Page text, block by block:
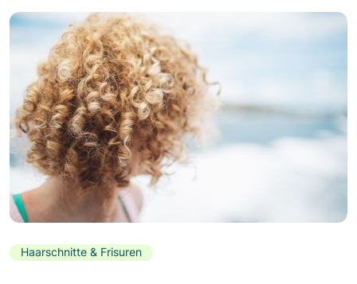
Haarschnitte & Frisuren